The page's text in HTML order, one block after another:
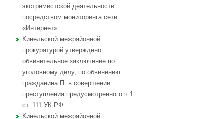
экстремистской деятельности
посредством мониторинга сети
«Интернет»
Кинельской межрайонной
прокуратурой утверждено
обвинительное заключение по
уголовному делу, по обвинению
гражданина П. в совершении
преступления предусмотренного ч.1
ст. 111 УК РФ
Кинельской межрайонной